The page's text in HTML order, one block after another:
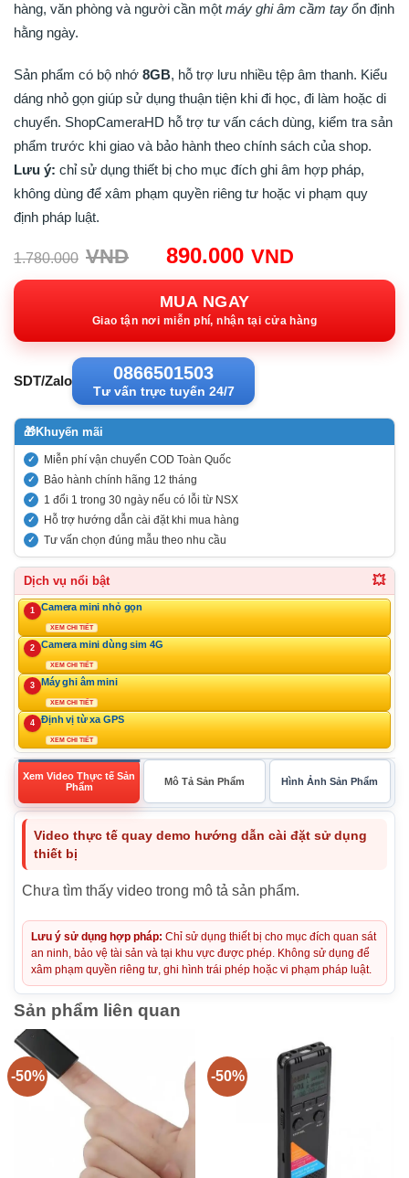
hàng, văn phòng và người cần một máy ghi âm cầm tay ổn định
hằng ngày.
Sản phẩm có bộ nhớ 8GB, hỗ trợ lưu nhiều tệp âm thanh. Kiểu
dáng nhỏ gọn giúp sử dụng thuận tiện khi đi học, đi làm hoặc di
chuyển. ShopCameraHD hỗ trợ tư vấn cách dùng, kiểm tra sản
phẩm trước khi giao và bảo hành theo chính sách của shop.
Lưu ý: chỉ sử dụng thiết bị cho mục đích ghi âm hợp pháp,
không dùng để xâm phạm quyền riêng tư hoặc vi phạm quy
định pháp luật.
1.780.000 VND
Giá
gốc:
1.780.000VND.
890.000 VND
hiện
MUA NGAY
Giao tận nơi miễn phí, nhận tại cửa hàng
SDT/Zalo 0866501503
Tư vấn trực tuyến 24/7
🎁Khuyến mãi
Miễn phí vận chuyển COD Toàn Quốc
Bảo hành chính hãng 12 tháng
1 đổi 1 trong 30 ngày nếu có lỗi từ NSX
Hỗ trợ hướng dẫn cài đặt khi mua hàng
Tư vấn chọn đúng mẫu theo nhu cầu
Dịch vụ nổi bật 💥
1 Camera mini nhỏ gọn
XEM CHI TIẾT
2 Camera mini dùng sim 4G
XEM CHI TIẾT
3 Máy ghi âm mini
XEM CHI TIẾT
4 Định vị từ xa GPS
XEM CHI TIẾT
Xem Video Thực tế Sản
Phẩm
Mô Tả Sản Phẩm Hình Ảnh Sản Phẩm
Video thực tế quay demo hướng dẫn cài đặt sử dụng
thiết bị
Chưa tìm thấy video trong mô tả sản phẩm.
Lưu ý sử dụng hợp pháp: Chỉ sử dụng thiết bị cho mục đích quan sát
an ninh, bảo vệ tài sản và tại khu vực được phép. Không sử dụng để
xâm phạm quyền riêng tư, ghi hình trái phép hoặc vi phạm pháp luật.
Sản phẩm liên quan
-50% -50%